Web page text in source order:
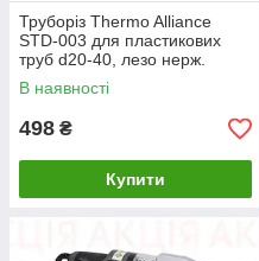
Труборіз Thermo Alliance
STD-003 для пластикових
труб d20-40, лезо нерж.
сталь
В наявності
498 ₴
Купити